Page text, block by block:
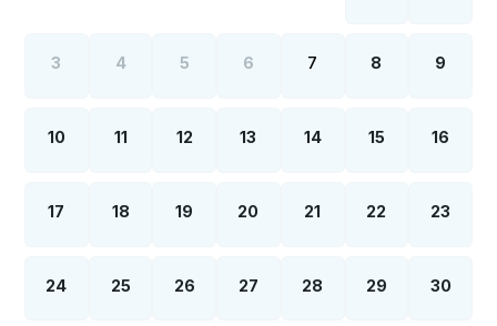
3 4 5 6 7 8 9
10 11 12 13 14 15 16
17 18 19 20 21 22 23
24 25 26 27 28 29 30